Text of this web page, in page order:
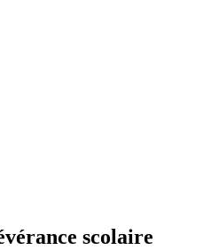
scolaire